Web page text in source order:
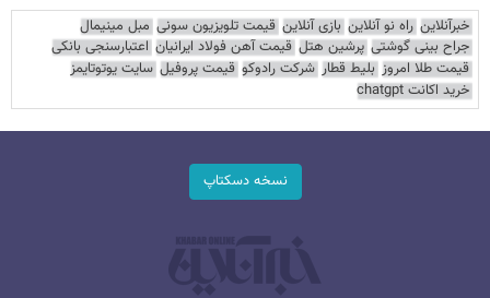
خبرآنلاین راه نو آنلاین بازی آنلاین قیمت تلویزیون سونی مبل مینیمال
جراح بینی گوشتی پرشین هتل قیمت آهن فولاد ایرانیان اعتبارسنجی بانکی
قیمت طلا امروز بلیط قطار شرکت رادوکو قیمت پروفیل سایت یوتوتایمز
خرید اکانت chatgpt
نسخه دسکتاپ